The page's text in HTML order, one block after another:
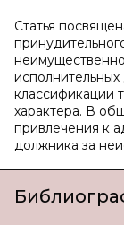
Статья
классификации
характера. В
привлечения к
должника за